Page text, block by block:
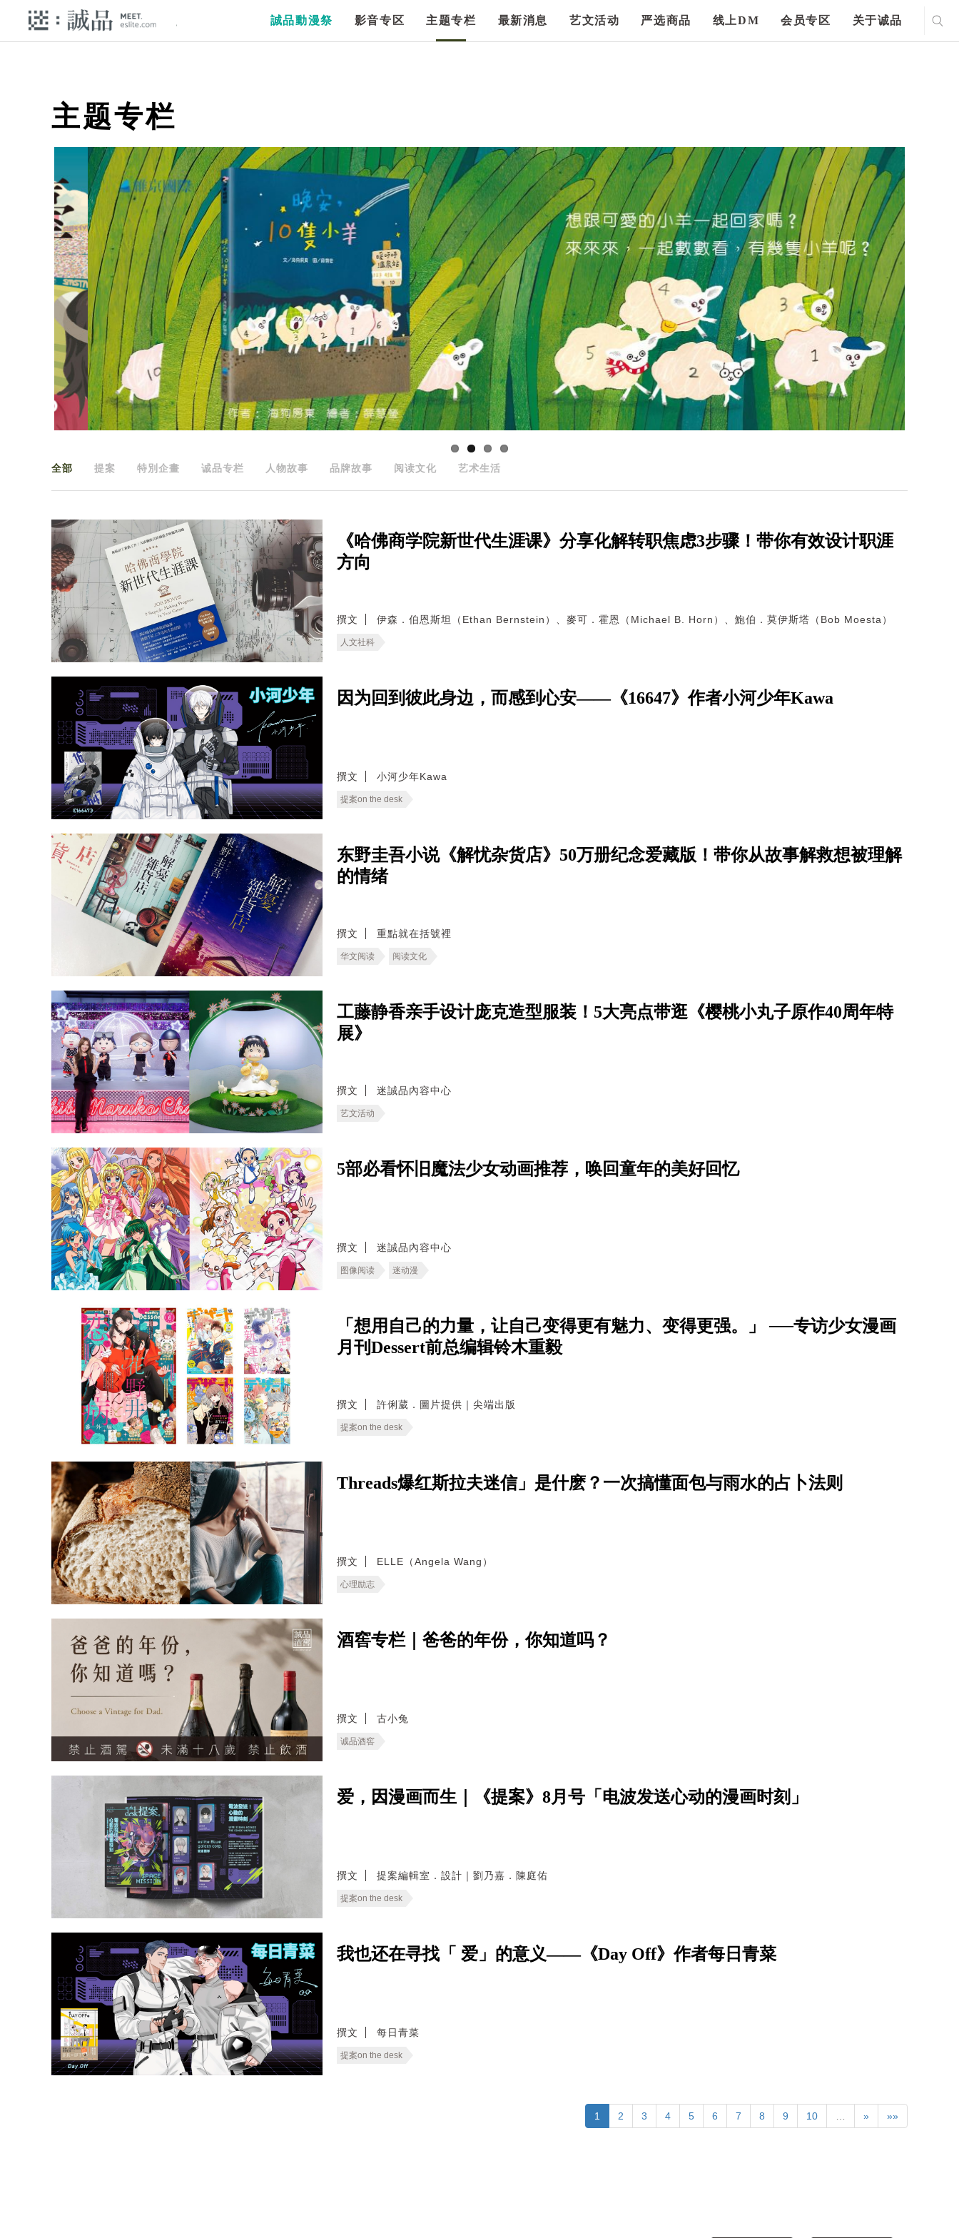
誠品動漫祭 影音专区 主题专栏 最新消息 艺文活动 严选商品 线上DM 会员专区 关于诚品
主题专栏
全部 提案 特別企畫 诚品专栏 人物故事 品牌故事 阅读文化 艺术生活
《哈佛商学院新世代生涯课》分享化解转职焦虑3步骤！带你有效设计职涯
方向
撰文 伊森．伯恩斯坦（Ethan Bernstein）、麥可．霍恩（Michael B. Horn）、鮑伯．莫伊斯塔（Bob Moesta）
人文社科
因为回到彼此身边，而感到心安——《16647》作者小河少年Kawa
撰文 小河少年Kawa
提案on the desk
东野圭吾小说《解忧杂货店》50万册纪念爱藏版！带你从故事解救想被理解
的情绪
撰文 重點就在括號裡
华文阅读 阅读文化
工藤静香亲手设计庞克造型服装！5大亮点带逛《樱桃小丸子原作40周年特
展》
撰文 迷誠品內容中心
艺文活动
5部必看怀旧魔法少女动画推荐，唤回童年的美好回忆
撰文 迷誠品內容中心
图像阅读 迷动漫
「想用自己的力量，让自己变得更有魅力、变得更强。」 ──专访少女漫画
月刊Dessert前总编辑铃木重毅
撰文 許俐葳．圖片提供｜尖端出版
提案on the desk
Threads爆红斯拉夫迷信」是什麽？一次搞懂面包与雨水的占卜法则
撰文 ELLE（Angela Wang）
心理励志
酒窖专栏｜爸爸的年份，你知道吗？
撰文 古小兔
诚品酒窖
爱，因漫画而生｜《提案》8月号「电波发送心动的漫画时刻」
撰文 提案編輯室．設計｜劉乃嘉．陳庭佑
提案on the desk
我也还在寻找「 爱」的意义——《Day Off》作者每日青菜
撰文 每日青菜
提案on the desk
1 2 3 4 5 6 7 8 9 10 … » »»